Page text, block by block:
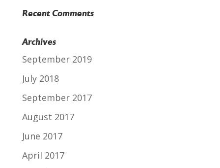
Recent Comments
Archives
September 2019
July 2018
September 2017
August 2017
June 2017
April 2017